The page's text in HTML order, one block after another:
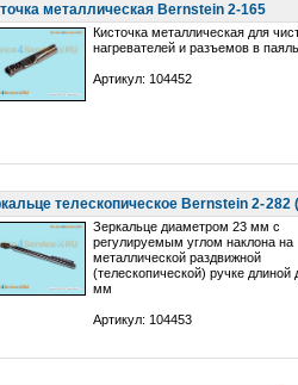
металлическая Bernstein 2-165
Кисточка металлическая для
нагревателей и разъемов в
Артикул: 104452
телескопическое Bernstein 2-282
Зеркальце диаметром 23 мм с
регулируемым углом наклона на
металлической раздвижной
(телескопической) ручке длиной
мм
Артикул: 104453